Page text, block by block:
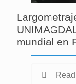
mundial en